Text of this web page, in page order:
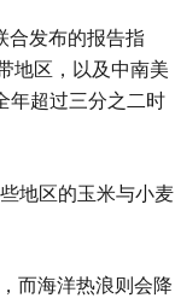
发布的报告指
地区，以及中南美
年超过三分之二时
地区的玉米与小麦
而海洋热浪则会降